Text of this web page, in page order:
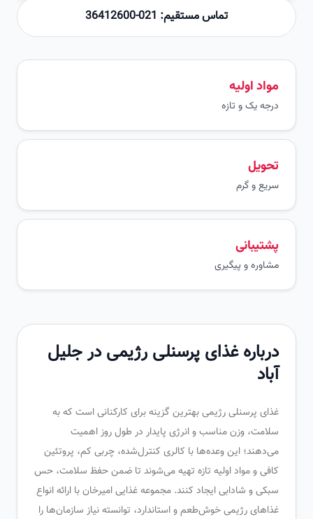
تماس مستقیم: 021-36412600
مواد اولیه
درجه یک و تازه
سریع و گرم
پشتیبانی
مشاوره و پیگیری
درباره غذای پرسنلی رژیمی در جلیل
غذای پرسنلی رژیمی بهترین گزینه برای کارکنانی است که به
سلامت، وزن مناسب و انرژی پایدار در طول روز اهمیت
می‌دهند؛ این وعده‌ها با کالری کنترل‌شده، چربی کم، پروتئین
کافی و مواد اولیه تازه تهیه می‌شوند تا ضمن حفظ سلامت، حس
سبکی و شادابی ایجاد کنند. مجموعه غذایی امیرخان با ارائه انواع
غذاهای رژیمی خوش‌طعم و استاندارد، توانسته نیاز سازمان‌ها را